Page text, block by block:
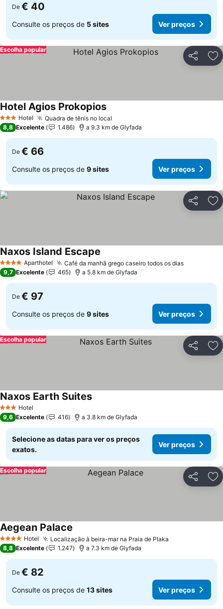
De € 40
Consulte os preços de 5 sites Ver preços
Partilhar
Escolha popular
3 EstrelasHotel Quadra de tênis no local
Hotel Agios ProkopiosVer preços
8,8 Excelente 1.486 a 9.3 km de Glyfada
De € 66
Consulte os preços de 9 sites Ver preços
Partilhar
4 EstrelasAparthotel Café da manhã grego caseiro todos os diasVer
Naxos Island Escape
9,7 Excelente 465 a 5.8 km de Glyfada
De € 97
Consulte os preços de 9 sites Ver preços
Partilhar
Escolha popular
3 EstrelasHotel
Naxos Earth SuitesVer preços
9,6 Excelente 416 a 3.8 km de Glyfada
Selecione as datas para ver os preços
exatos.
Ver preços
Partilhar
Escolha popular
4 EstrelasHotel Localização à beira-mar na Praia de Plaka
Aegean Palace
8,8 Excelente 1.247 a 7.3 km de Glyfada
De € 82
Consulte os preços de 13 sites Ver preços